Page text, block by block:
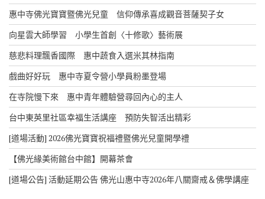
惠中寺佛光寶寶暨佛光兒童 信仰傳承喜成觀音菩薩契子女
向星雲大師學習 小學生首創〈十修歌〉藝術展
慈悲料理飄香國際 惠中蔬食入選米其林指南
戲曲好好玩 惠中寺夏令營小學員粉墨登場
在寺院慢下來 惠中青年體驗營尋回內心的主人
台中東英里社區幸福生活講座 預防失智活出精彩
[道場活動] 2026佛光寶寶祝福禮暨佛光兒童開學禮
【佛光緣美術館台中館】開幕茶會
[道場公告] 活動延期公告 佛光山惠中寺2026年八關齋戒＆佛學講座